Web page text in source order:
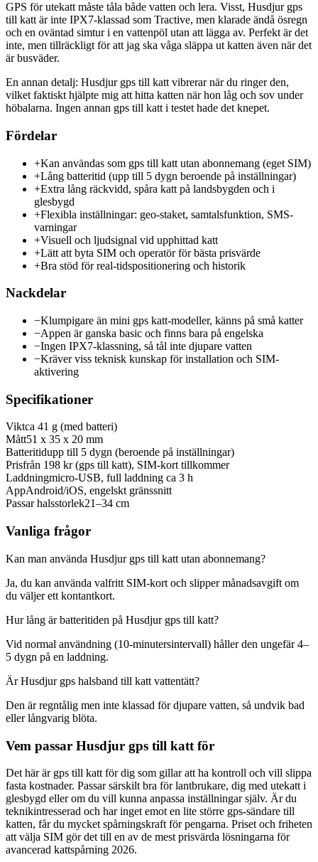
GPS för utekatt måste tåla både vatten och lera. Visst, Husdjur gps
till katt är inte IPX7-klassad som Tractive, men klarade ändå ösregn
och en oväntad simtur i en vattenpöl utan att lägga av. Perfekt är det
inte, men tillräckligt för att jag ska våga släppa ut katten även när det
är busväder.
En annan detalj: Husdjur gps till katt vibrerar när du ringer den,
vilket faktiskt hjälpte mig att hitta katten när hon låg och sov under
höbalarna. Ingen annan gps till katt i testet hade det knepet.
Fördelar
+Kan användas som gps till katt utan abonnemang (eget SIM)
+Lång batteritid (upp till 5 dygn beroende på inställningar)
+Extra lång räckvidd, spåra katt på landsbygden och i
glesbygd
+Flexibla inställningar: geo-staket, samtalsfunktion, SMS-
varningar
+Visuell och ljudsignal vid upphittad katt
+Lätt att byta SIM och operatör för bästa prisvärde
+Bra stöd för real-tidspositionering och historik
Nackdelar
−Klumpigare än mini gps katt-modeller, känns på små katter
−Appen är ganska basic och finns bara på engelska
−Ingen IPX7-klassning, så tål inte djupare vatten
−Kräver viss teknisk kunskap för installation och SIM-
aktivering
Specifikationer
Viktca 41 g (med batteri)
Mått51 x 35 x 20 mm
Batteritidupp till 5 dygn (beroende på inställningar)
Prisfrån 198 kr (gps till katt), SIM-kort tillkommer
Laddningmicro-USB, full laddning ca 3 h
AppAndroid/iOS, engelskt gränssnitt
Passar halsstorlek21–34 cm
Vanliga frågor
Kan man använda Husdjur gps till katt utan abonnemang?
Ja, du kan använda valfritt SIM-kort och slipper månadsavgift om
du väljer ett kontantkort.
Hur lång är batteritiden på Husdjur gps till katt?
Vid normal användning (10-minutersintervall) håller den ungefär 4–
5 dygn på en laddning.
Är Husdjur gps halsband till katt vattentätt?
Den är regntålig men inte klassad för djupare vatten, så undvik bad
eller långvarig blöta.
Vem passar Husdjur gps till katt för
Det här är gps till katt för dig som gillar att ha kontroll och vill slippa
fasta kostnader. Passar särskilt bra för lantbrukare, dig med utekatt i
glesbygd eller om du vill kunna anpassa inställningar själv. Är du
teknikintresserad och har inget emot en lite större gps-sändare till
katten, får du mycket spårningskraft för pengarna. Priset och friheten
att välja SIM gör det till en av de mest prisvärda lösningarna för
avancerad kattspårning 2026.